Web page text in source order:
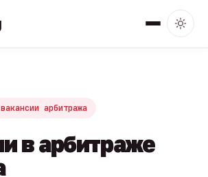
арбитража
в арбитраже